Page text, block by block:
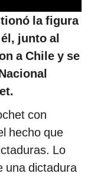
la figura
junto al
a Chile y se
con
hecho que
Lo
una dictadura